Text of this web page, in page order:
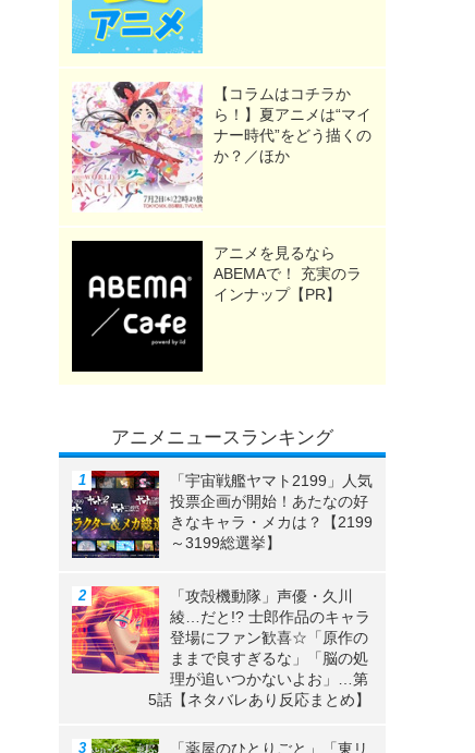
【コラムはコチラか
ら！】夏アニメは“マイ
ナー時代”をどう描くの
か？／ほか
アニメを見るなら
ABEMAで！ 充実のラ
インナップ【PR】
アニメニュースランキング
「宇宙戦艦ヤマト2199」人気
投票企画が開始！あたなの好
きなキャラ・メカは？【2199
～3199総選挙】
「攻殻機動隊」声優・久川
綾…だと!? 士郎作品のキャラ
登場にファン歓喜☆「原作の
ままで良すぎるな」「脳の処
理が追いつかないよお」…第
5話【ネタバレあり反応まとめ】
「薬屋のひとりごと」「東リ